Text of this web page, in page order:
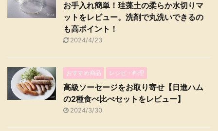
お手入れ簡単！珪藻土の柔らか水切りマ
ットをレビュー。洗剤で丸洗いできるの
も高ポイント！
2024/4/23
おすすめ商品 レシピ・料理
高級ソーセージをお取り寄せ【日進ハム
の2種食べ比べセットをレビュー】
2024/3/30